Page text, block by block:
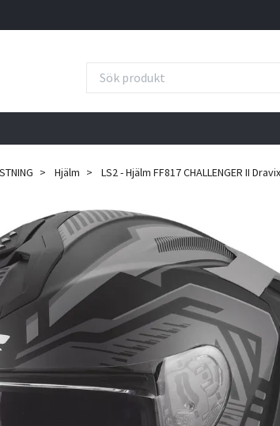
Hjälm LS2 - Hjälm FF817 CHALLENGER II